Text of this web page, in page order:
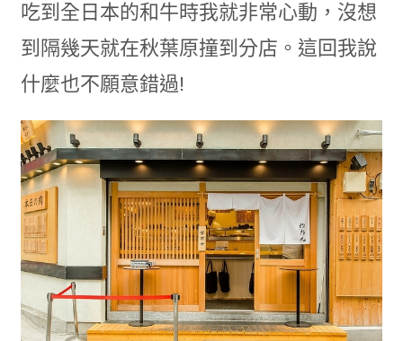
吃到全日本的和牛時我就非常心動，沒想
到隔幾天就在秋葉原撞到分店。這回我說
什麼也不願意錯過!